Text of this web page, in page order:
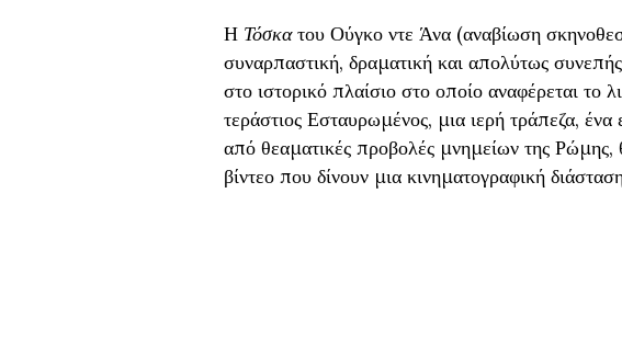
Η Τόσκατου Ούγκο ντε Άνα (αναβίωση
συναρπαστική, δραματική και απολύτως
στο ιστορικό πλαίσιο στο οποίο αναφέρεται το
τεράστιος Εσταυρωμένος, μια ιερή τράπεζα, ένα
από θεαματικές προβολές μνημείων της
βίντεο που δίνουν μια κινηματογραφική